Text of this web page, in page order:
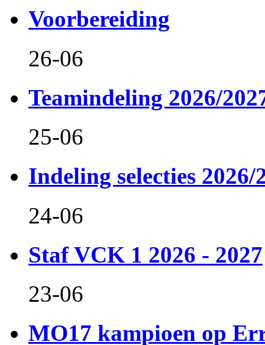
Voorbereiding
26-06
Teamindeling 2026/
25-06
Indeling selecties 2026/
24-06
Staf VCK 1 2026 - 2027
23-06
MO17 kampioen op